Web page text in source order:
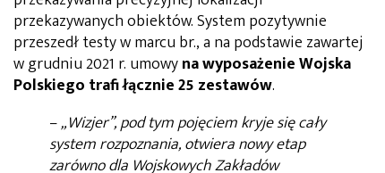
przekazywanych obiektów. System pozytywnie
przeszedł testy w marcu br., a na podstawie zawartej
w grudniu 2021 r. umowyna wyposażenie Wojska
Polskiego trafi łącznie 25 zestawów.
–„Wizjer”, pod tym pojęciem kryje się cały
system rozpoznania, otwiera nowy etap
zarówno dla Wojskowych Zakładów